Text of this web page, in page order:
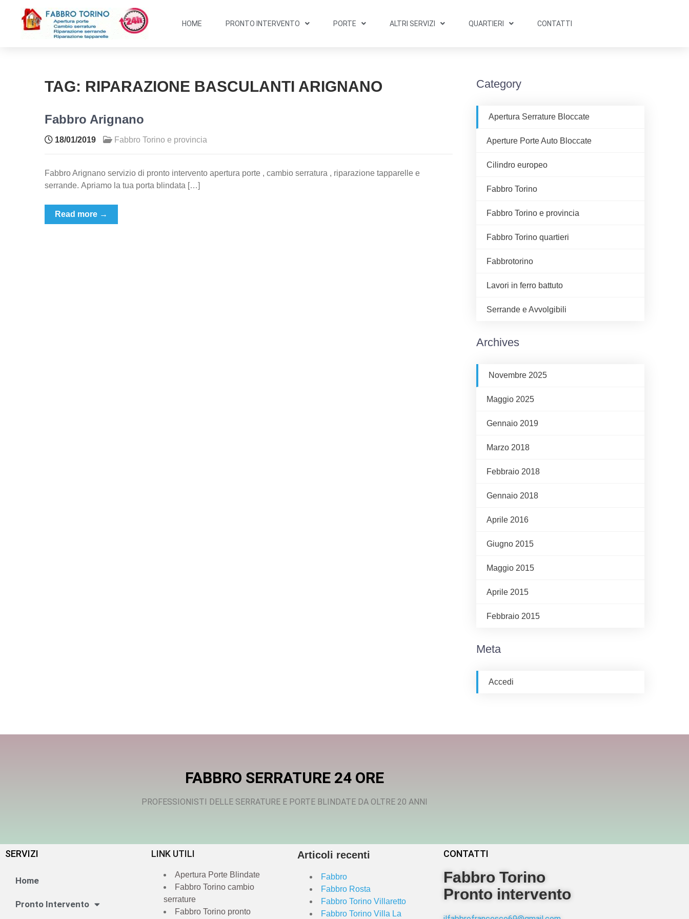
HOME PRONTO INTERVENTO PORTE ALTRI SERVIZI QUARTIERI CONTATTI
TAG: RIPARAZIONE BASCULANTI ARIGNANO
Fabbro Arignano
18/01/2019 Fabbro Torino e provincia
Fabbro Arignano servizio di pronto intervento apertura porte , cambio serratura , riparazione tapparelle e
serrande. Apriamo la tua porta blindata […]
Read more →
Category
Apertura Serrature Bloccate
Aperture Porte Auto Bloccate
Cilindro europeo
Fabbro Torino
Fabbro Torino e provincia
Fabbro Torino quartieri
Fabbrotorino
Lavori in ferro battuto
Serrande e Avvolgibili
Archives
Novembre 2025
Maggio 2025
Gennaio 2019
Marzo 2018
Febbraio 2018
Gennaio 2018
Aprile 2016
Giugno 2015
Maggio 2015
Aprile 2015
Febbraio 2015
Meta
Accedi
FABBRO SERRATURE 24 ORE
PROFESSIONISTI DELLE SERRATURE E PORTE BLINDATE DA OLTRE 20 ANNI
SERVIZI
Home
Pronto Intervento
LINK UTILI
Apertura Porte Blindate
Fabbro Torino cambio
serrature
Fabbro Torino pronto
Articoli recenti
Fabbro
Fabbro Rosta
Fabbro Torino Villaretto
Fabbro Torino Villa La
CONTATTI
Fabbro Torino
Pronto intervento